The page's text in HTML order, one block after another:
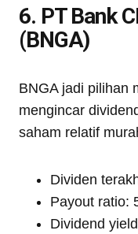
6. PT Bank
(BNGA)
BNGA jadi pilihan
mengincar
saham relatif
Dividen
Payout ratio:
Dividend